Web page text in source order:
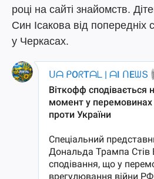
році на сайті знайомств.
Син Ісакова від попередніх
у Черкасах.